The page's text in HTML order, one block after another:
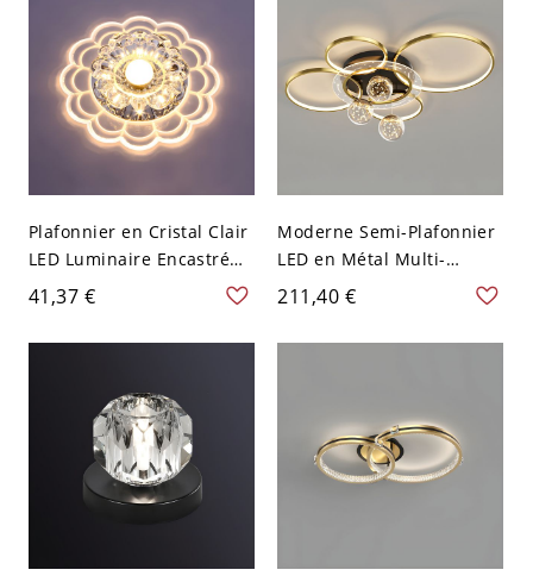
Plafonnier en Cristal Clair
LED Luminaire Encastré
Style Moderne en Forme
de Fleur - 110 V-120 V
Transparent Chaud
41,37 €
Moderne Semi-Plafonnier
LED en Métal Multi-
Anneau Montage Semi-
Encastré en Or-Noir - Or-
Noir 110 V-120 V Blanc
211,40 €